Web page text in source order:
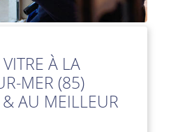
À LA
MER (85)
AU MEILLEUR